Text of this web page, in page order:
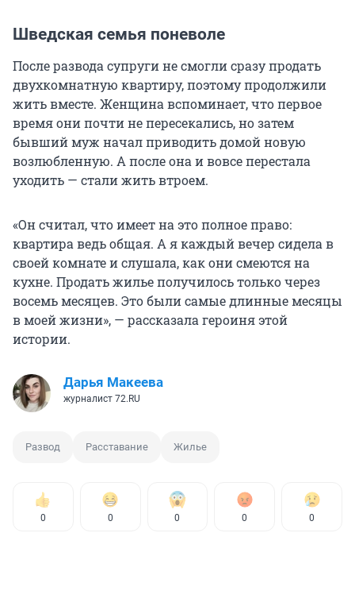
Шведская семья поневоле
После развода супруги не смогли сразу продать
двухкомнатную квартиру, поэтому продолжили
жить вместе. Женщина вспоминает, что первое
время они почти не пересекались, но затем
бывший муж начал приводить домой новую
возлюбленную. А после она и вовсе перестала
уходить — стали жить втроем.
«Он считал, что имеет на это полное право:
квартира ведь общая. А я каждый вечер сидела в
своей комнате и слушала, как они смеются на
кухне. Продать жилье получилось только через
восемь месяцев. Это были самые длинные месяцы
в моей жизни», — рассказала героиня этой
истории.
Дарья Макеева
журналист 72.RU
Развод Расставание Жилье
0 0 0 0 0